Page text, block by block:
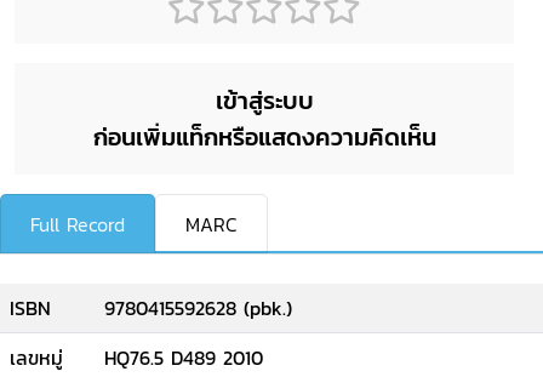
เข้าสู่ระบบ
ก่อนเพิ่มแท็กหรือแสดงความคิดเห็น
Full Record MARC
ISBN
9780415592628 (pbk.)
เลขหมู่
HQ76.5 D489 2010